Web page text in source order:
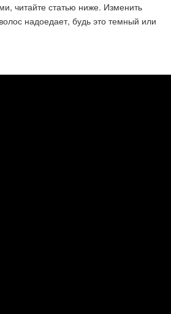
читайте статью ниже. Изменить
надоедает, будь это темный или